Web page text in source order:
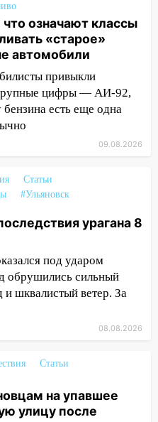
один уже
завершены
последствия
в Ульяновской
фестиваль «Наше
первым в
намолотил более
подали более 10
улиц Ульяновска
на улице
означают классы
«старое»
автомобили
привыкли
цифры — АИ-92,
есть еще одна
09.08.2026
Статьи
#Ульяновск
урагана 8
под ударом
обрушились сильный
и шквалистый ветер. За
08.08.2026
Статьи
на упавшее
улицу после